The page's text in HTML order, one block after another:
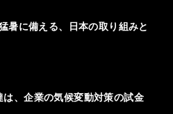
暑に備える、日本の取り組みと
は、企業の気候変動対策の試金